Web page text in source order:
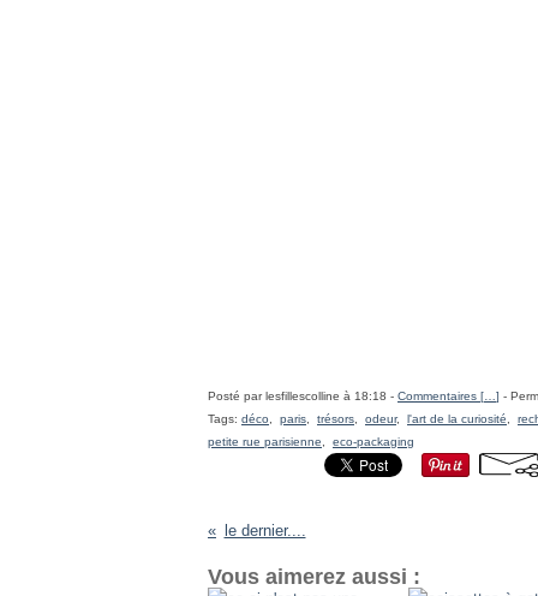
Posté par lesfillescolline à 18:18 - Commentaires [ ] -
Tags: déco paris trésors odeur, l'art de la curiosité
petite rue parisienne
eco-packaging
le dernier....
Vous aimerez aussi :